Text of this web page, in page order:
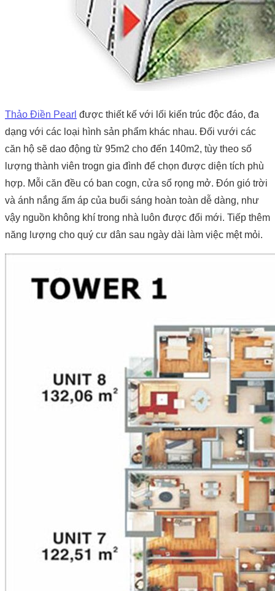
Thảo Điền Pearl được thiết kế với lối kiến trúc độc đáo, đa
dạng với các loại hình sản phẩm khác nhau. Đối vưới các
căn hộ sẽ dao động từ 95m2 cho đến 140m2, tùy theo số
lượng thành viên trogn gia đình để chọn được diện tích phù
hợp. Mỗi căn đều có ban cogn, cửa sổ rọng mở. Đón gió trời
và ánh nắng ấm áp của buổi sáng hoàn toàn dễ dàng, như
vậy nguồn không khí trong nhà luôn được đổi mới. Tiếp thêm
năng lượng cho quý cư dân sau ngày dài làm việc mệt mỏi.